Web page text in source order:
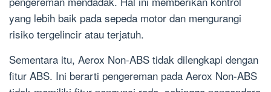
yang lebih baik pada sepeda motor dan mengurangi
risiko tergelincir atau terjatuh.
Sementara itu, Aerox Non-ABS tidak dilengkapi dengan
fitur ABS. Ini berarti pengereman pada Aerox Non-ABS